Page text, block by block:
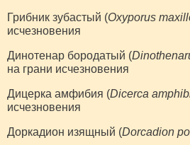
Грибник зубастый (Oxyporus
исчезновения
Динотенар бородатый (
на грани исчезновения
Дицерка амфибия (Dicerca
исчезновения
Доркадион изящный (Dorcadion